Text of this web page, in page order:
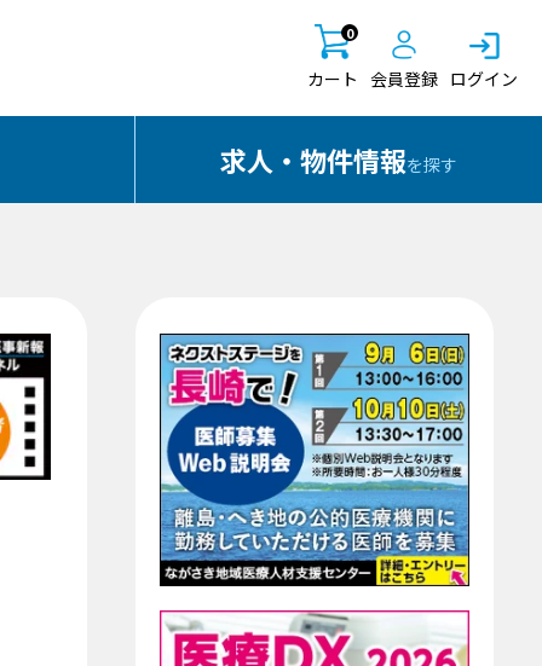
0
カート 会員登録 ログイン
求人・物件情報を探す